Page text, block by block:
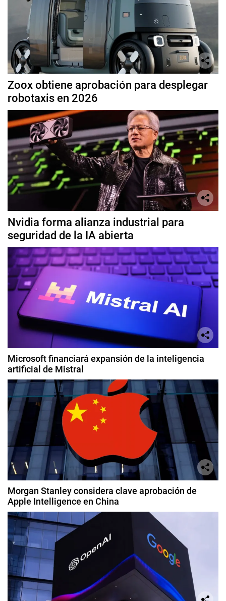
Zoox obtiene aprobación para desplegar
robotaxis en 2026
Nvidia forma alianza industrial para
seguridad de la IA abierta
Microsoft financiará expansión de la inteligencia
artificial de Mistral
Morgan Stanley considera clave aprobación de
Apple Intelligence en China